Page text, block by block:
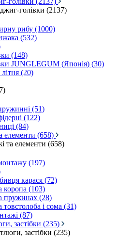
голівки (2137)
рибу (1000)
(532)
(148)
JUNGLEGUM (Японія) (30)
(20)
(51)
(122)
(84)
елементи (658)
та елементи (658)
(197)
карася (72)
коропа (103)
пружинах (28)
і сома (31)
(87)
застібки (235)
застібки (235)